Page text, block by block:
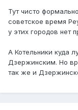
Тут чисто
советское время
у этих городов нет
А Котельники куда
Дзержинским. Но
так же и